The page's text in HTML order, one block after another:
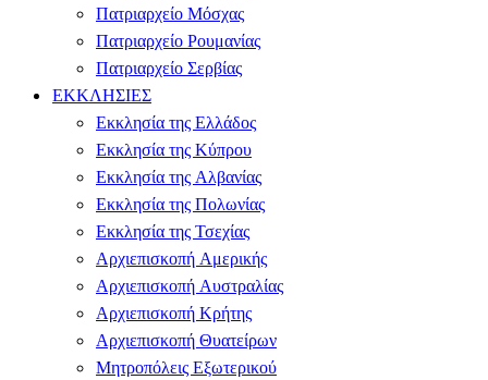
Πατριαρχείο Μόσχας
Πατριαρχείο Ρουμανίας
Πατριαρχείο Σερβίας
ΕΚΚΛΗΣΙΕΣ
Εκκλησία της Ελλάδος
Εκκλησία της Κύπρου
Εκκλησία της Αλβανίας
Εκκλησία της Πολωνίας
Εκκλησία της Τσεχίας
Αρχιεπισκοπή Αμερικής
Αρχιεπισκοπή Αυστραλίας
Αρχιεπισκοπή Κρήτης
Αρχιεπισκοπή Θυατείρων
Μητροπόλεις Εξωτερικού